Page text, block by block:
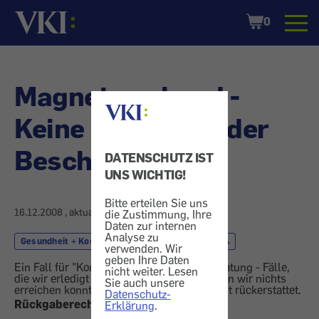
DATENSCHUTZ IST
UNS WICHTIG!
Bitte erteilen Sie uns
die Zustimmung, Ihre
Daten zur internen
Analyse zu
verwenden. Wir
geben Ihre Daten
nicht weiter. Lesen
Sie auch unsere
Datenschutz-
Erklärung.
Startseite
Shopping
Cart
0
Magnetarmband -
Keine Linderung der
Beschwerden
16.12.2008 , aktualisiert am17.12.2008
Gesundheit + Kosmetik Alternativmedizin
Ein Fall für "Konsument": Aus unserer Beratung - Fälle,
die wir erledigt haben und solche, bei denen wir nichts
erreichen konnten. Diesmal: Kaufpreis nicht rückerstattet.
Rückgaberecht nicht eingehalten